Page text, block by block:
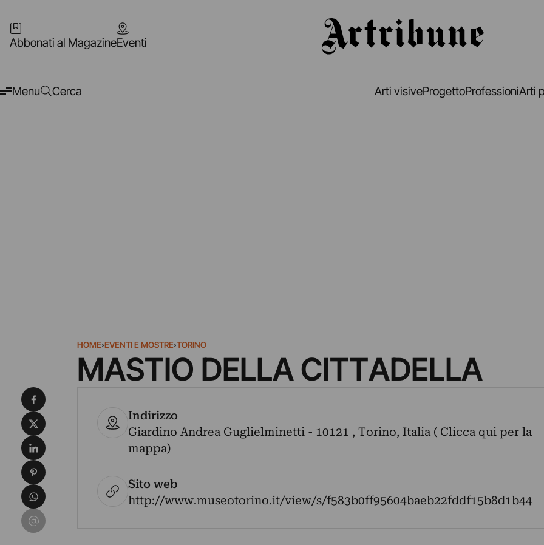
Abbonati al MagazineEventi
Menu Cerca Arti visiveProgettoProfessioniArti
HOME›EVENTI E MOSTRE›TORINO
MASTIO DELLA CITTADELLA
Indirizzo
Giardino Andrea Guglielminetti - 10121 , Torino, Italia ( Clicca qui per la
mappa)
Sito web
http://www.museotorino.it/view/s/f583b0ff95604baeb22fddf15b8d1b44
Condividi su Facebook
Condividi su X
Condividi su LinkedIn
Condividi su Pinterest
Condividi su WhatsApp
Condividi su Email